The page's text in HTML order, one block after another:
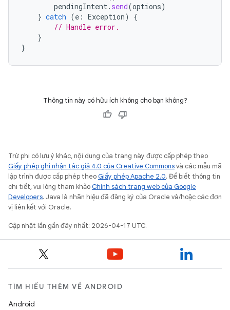
pendingIntent. send(options)
} catch (e : Exception)
{
// Handle error.
}
}
Thông tin này có hữu ích không cho bạn không?
Trừ phi có lưu ý khác, nội dung của trang này được cấp phép theo
Giấy phép ghi nhận tác giả 4.0 của Creative Commonsvà các mẫu mã
lập trình được cấp phép theoGiấy phép Apache 2.0. Để biết thông tin
chi tiết, vui lòng tham khảoChính sách trang web của Google
Developers. Java là nhãn hiệu đã đăng ký của Oracle và/hoặc các đơn
vị liên kết với Oracle.
Cập nhật lần gần đây nhất: 2026-04-17 UTC.
TÌM HIỂU THÊM VỀ ANDROID
Android